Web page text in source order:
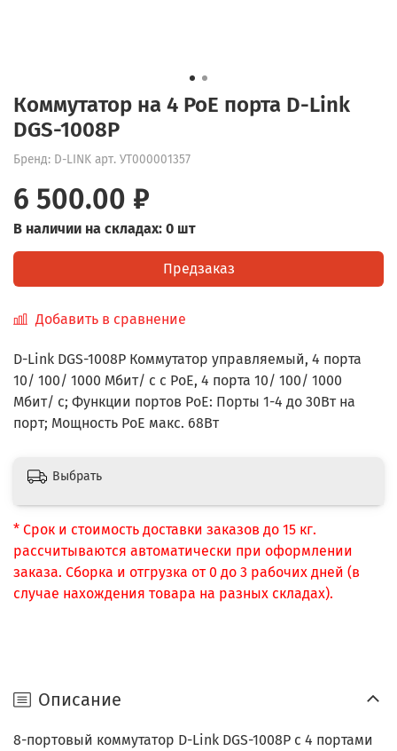
Коммутатор на 4 PoE порта D-Link
DGS-1008P
Бренд: D-LINK арт. УТ000001357
6 500.00 ₽
В наличии на складах: 0 шт
Предзаказ
Добавить в сравнение
D-Link DGS-1008P Коммутатор управляемый, 4 порта
10/ 100/ 1000 Mбит/ с с PoE, 4 порта 10/ 100/ 1000
Мбит/ с; Функции портов PoE: Порты 1-4 до 30Вт на
порт; Мощность PoE макс. 68Вт
Выбрать
* Срок и стоимость доставки заказов до 15 кг.
рассчитываются автоматически при оформлении
заказа. Сборка и отгрузка от 0 до 3 рабочих дней (в
случае нахождения товара на разных складах).
Описание
8-портовый коммутатор D-Link DGS-1008P с 4 портами